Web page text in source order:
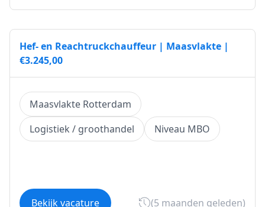
Hef- en Reachtruckchauffeur | Maasvlakte |
€3.245,00
Maasvlakte Rotterdam
Logistiek / groothandel
Niveau MBO
Bekijk vacature (5 maanden geleden)